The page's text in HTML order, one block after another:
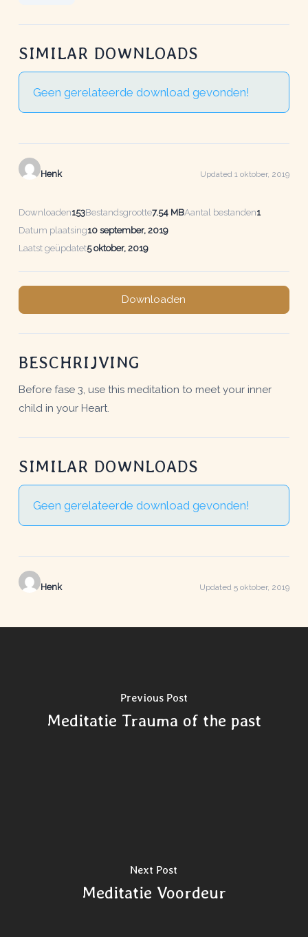
SIMILAR DOWNLOADS
Geen gerelateerde download gevonden!
Henk Updated 1 oktober, 2019
Downloaden153Bestandsgrootte7.54 MBAantal bestanden1
Datum plaatsing10 september, 2019
Laatst geüpdatet5 oktober, 2019
Downloaden
BESCHRIJVING
Before fase 3, use this meditation to meet your inner
child in your Heart.
SIMILAR DOWNLOADS
Geen gerelateerde download gevonden!
Henk Updated 5 oktober, 2019
Previous Post
Meditatie Trauma of the past
Next Post
Meditatie Voordeur